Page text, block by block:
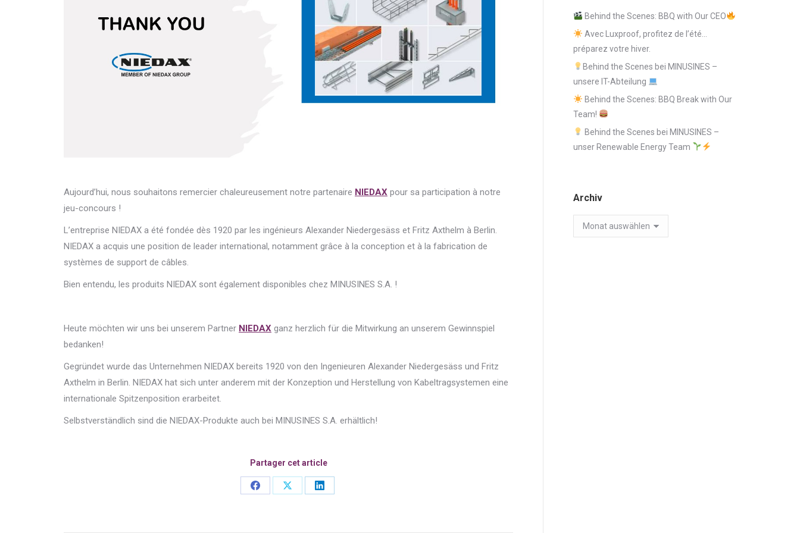
Aujourd’hui, nous souhaitons remercier chaleureusement notre partenaire NIEDAX pour sa participation à notre
jeu-concours !
L’entreprise NIEDAX a été fondée dès 1920 par les ingénieurs Alexander Niedergesäss et Fritz Axthelm à Berlin.
NIEDAX a acquis une position de leader international, notamment grâce à la conception et à la fabrication de
systèmes de support de câbles.
Bien entendu, les produits NIEDAX sont également disponibles chez MINUSINES S.A. !
Heute möchten wir uns bei unserem Partner NIEDAX ganz herzlich für die Mitwirkung an unserem Gewinnspiel
bedanken!
Gegründet wurde das Unternehmen NIEDAX bereits 1920 von den Ingenieuren Alexander Niedergesäss und Fritz
Axthelm in Berlin. NIEDAX hat sich unter anderem mit der Konzeption und Herstellung von Kabeltragsystemen eine
internationale Spitzenposition erarbeitet.
Selbstverständlich sind die NIEDAX-Produkte auch bei MINUSINES S.A. erhältlich!
Partager cet article
Share
Share
Share
Behind the Scenes: BBQ with Our CEO
Avec Luxproof, profitez de l’été…
préparez votre hiver.
Behind the Scenes bei MINUSINES –
unsere IT-Abteilung
Behind the Scenes: BBQ Break with Our
Team!
Behind the Scenes bei MINUSINES –
unser Renewable Energy Team
Archiv
Archiv